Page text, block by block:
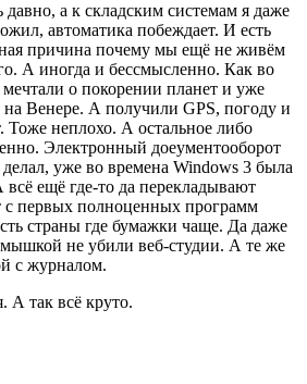
а к складским системам я даже
автоматика побеждает. И есть
причина почему мы ещё не живём
А иногда и бессмысленно. Как во
о покорении планет и уже
Венере. А получили GPS, погоду и
Тоже неплохо. А остальное либо
Электронный доеументооборот
уже во времена Windows 3 была
всё ещё где-то да перекладывают
с первых полноценных программ
страны где бумажки чаще. Да даже
не убили веб-студии. А те же
с журналом.
А так всё круто.